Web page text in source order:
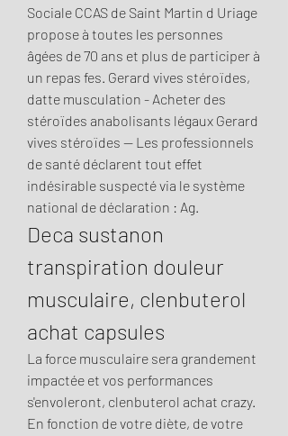
Sociale CCAS de Saint Martin d Uriage
propose à toutes les personnes
âgées de 70 ans et plus de participer à
un repas fes. Gerard vives stéroïdes,
datte musculation - Acheter des
stéroïdes anabolisants légaux Gerard
vives stéroïdes -- Les professionnels
de santé déclarent tout effet
indésirable suspecté via le système
national de déclaration : Ag.
Deca sustanon
transpiration douleur
musculaire, clenbuterol
achat capsules
La force musculaire sera grandement
impactée et vos performances
s'envoleront, clenbuterol achat crazy.
En fonction de votre diète, de votre